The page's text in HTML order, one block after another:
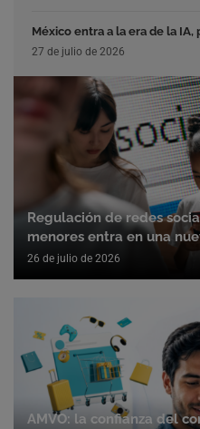
México entra a la era de la IA,
27 de julio de 2026
Regulación de redes
menores entra en una
26 de julio de 2026
AMVO: la confianza del